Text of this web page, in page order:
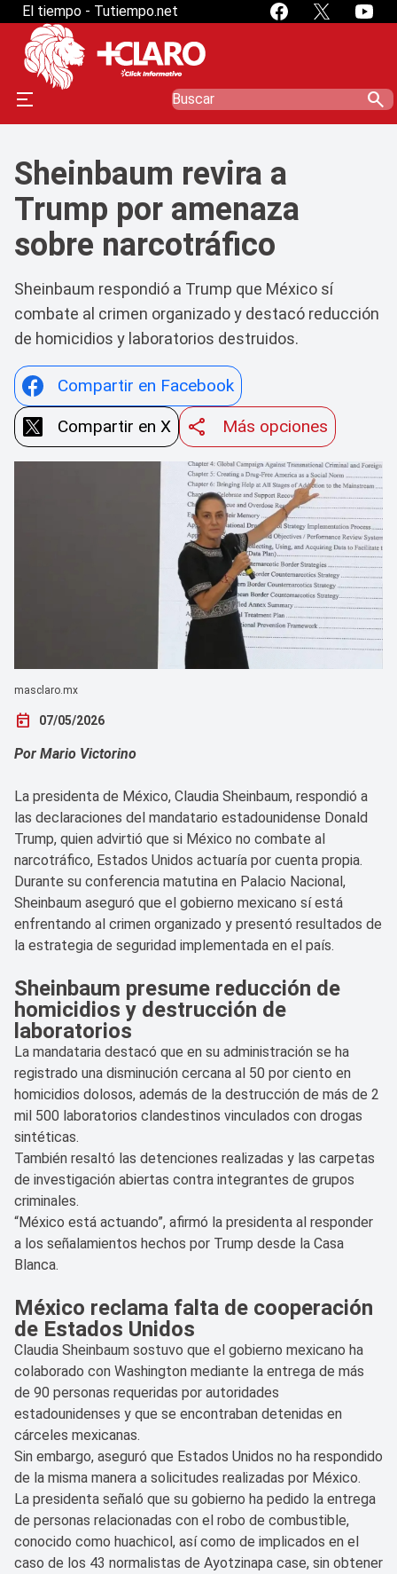
El tiempo - Tutiempo.net
search
Sheinbaum revira a
Trump por amenaza
sobre narcotráfico
Sheinbaum respondió a Trump que México sí
combate al crimen organizado y destacó reducción
de homicidios y laboratorios destruidos.
Compartir en Facebook
Compartir en X
Más opciones
masclaro.mx
today 07/05/2026
Por Mario Victorino
La presidenta de México, Claudia Sheinbaum, respondió a
las declaraciones del mandatario estadounidense Donald
Trump, quien advirtió que si México no combate al
narcotráfico, Estados Unidos actuaría por cuenta propia.
Durante su conferencia matutina en Palacio Nacional,
Sheinbaum aseguró que el gobierno mexicano sí está
enfrentando al crimen organizado y presentó resultados de
la estrategia de seguridad implementada en el país.
Sheinbaum presume reducción de
homicidios y destrucción de
laboratorios
La mandataria destacó que en su administración se ha
registrado una disminución cercana al 50 por ciento en
homicidios dolosos, además de la destrucción de más de 2
mil 500 laboratorios clandestinos vinculados con drogas
sintéticas.
También resaltó las detenciones realizadas y las carpetas
de investigación abiertas contra integrantes de grupos
criminales.
“México está actuando”, afirmó la presidenta al responder
a los señalamientos hechos por Trump desde la Casa
Blanca.
México reclama falta de cooperación
de Estados Unidos
Claudia Sheinbaum sostuvo que el gobierno mexicano ha
colaborado con Washington mediante la entrega de más
de 90 personas requeridas por autoridades
estadounidenses y que se encontraban detenidas en
cárceles mexicanas.
Sin embargo, aseguró que Estados Unidos no ha respondido
de la misma manera a solicitudes realizadas por México.
La presidenta señaló que su gobierno ha pedido la entrega
de personas relacionadas con el robo de combustible,
conocido como huachicol, así como de implicados en el
caso de los 43 normalistas de Ayotzinapa case, sin obtener